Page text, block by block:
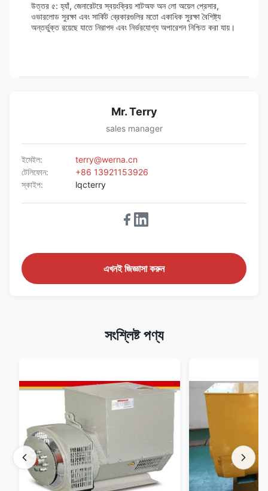
উত্তর ৫: হ্যাঁ, জেনারেটরে স্বয়ংক্রিয় শাটঅফ অন লো অয়েল প্রেসার,
ওভারলোড সুরক্ষা এবং সার্কিট ব্রেকারগুলির মতো একাধিক সুরক্ষা বৈশিষ্ট্য
অন্তর্ভুক্ত রয়েছে যাতে নিরাপদ এবং নির্ভরযোগ্য অপারেশন নিশ্চিত করা যায়।
Mr. Terry
sales manager
ইমেইল:
terry@werna.cn
টেলিফোন:
+86 13921153926
স্কাইপ:
lqcterry
এখনই জিজ্ঞাসা করুন
সংশ্লিষ্ট পণ্য